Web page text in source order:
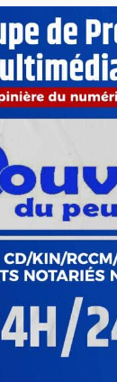
littéraire «
ce mercredi 13
député
l’ANR
Crispin Mbindule,
du Cadastre